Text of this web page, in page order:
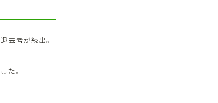
去者が続出。
た。